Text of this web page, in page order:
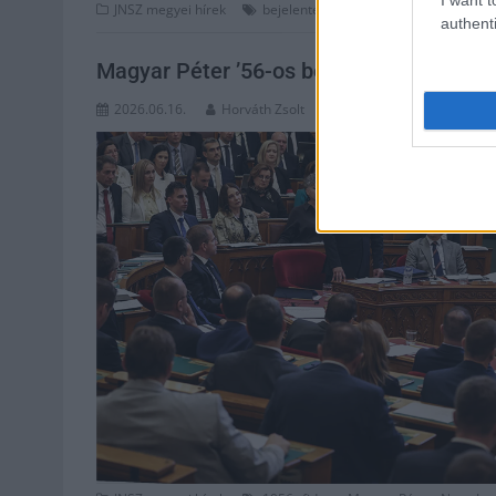
JNSZ megyei hírek bejelentés Karcag,
Magyar Péter ’56-os beszéde és Pócs
2026.06.16. Horváth Zsolt